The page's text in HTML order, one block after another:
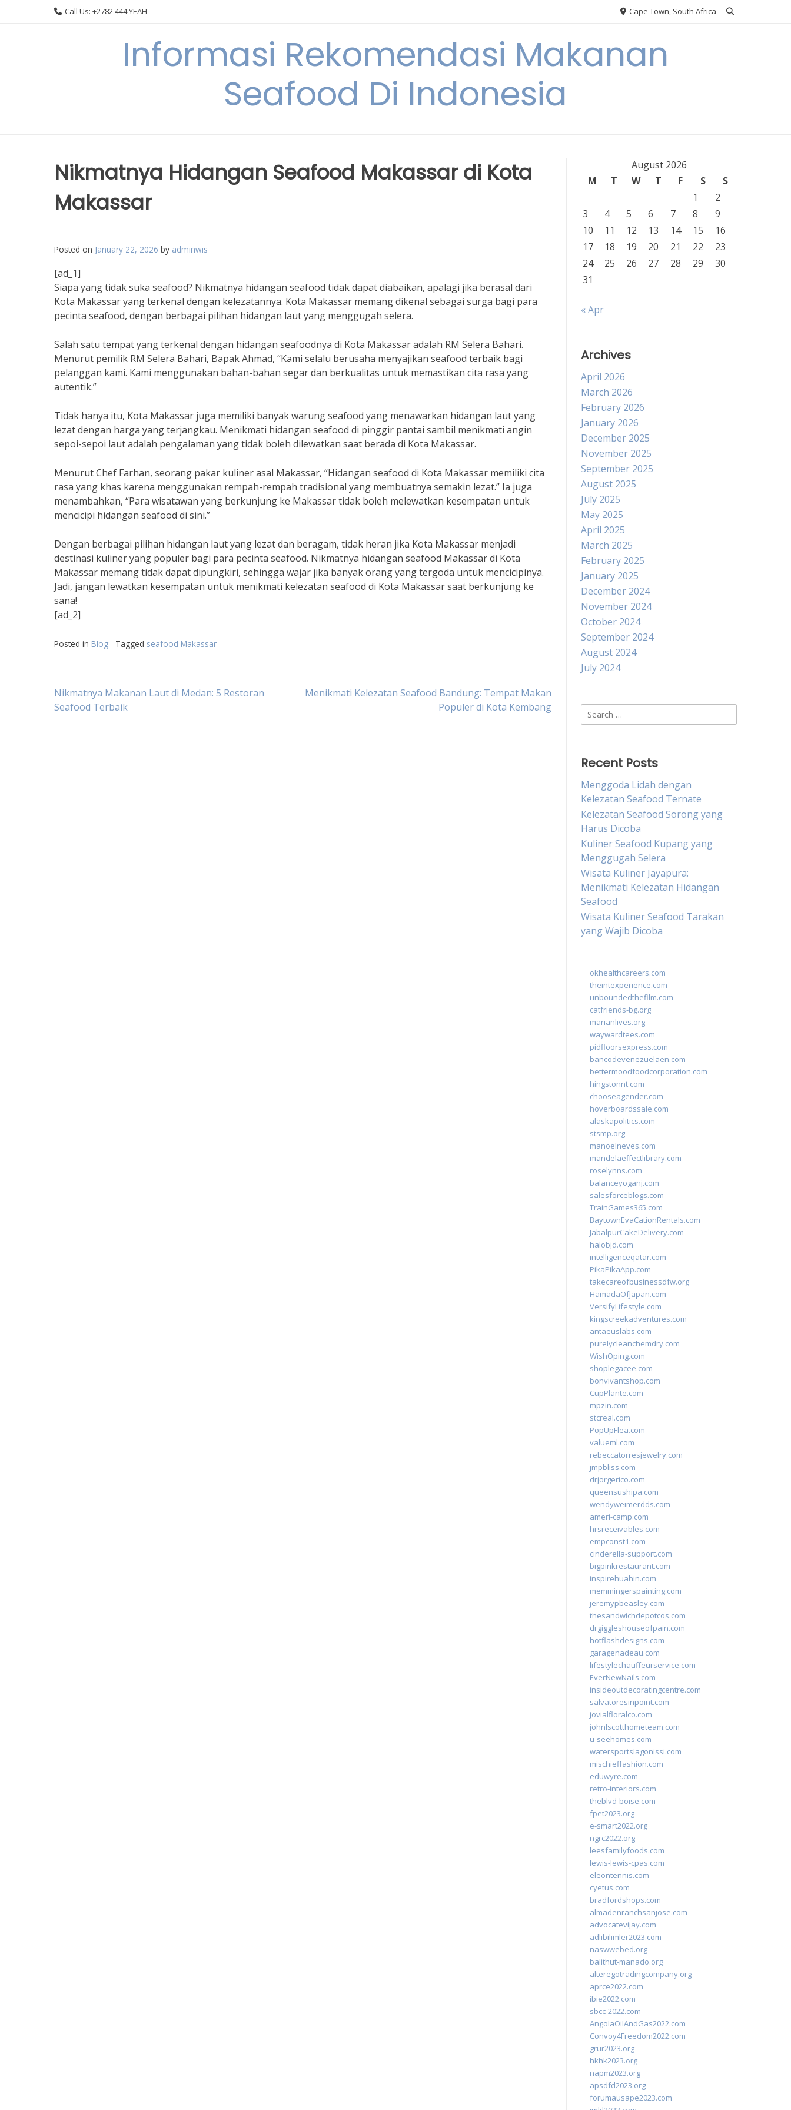
Call Us: +2782 444 YEAH Cape Town, South Africa
Informasi Rekomendasi Makanan
Seafood Di Indonesia
Nikmatnya Hidangan Seafood Makassar di Kota
Makassar
Posted on January 22, 2026 by adminwis
[ad_1]
Siapa yang tidak suka seafood? Nikmatnya hidangan seafood tidak dapat diabaikan, apalagi jika berasal dari
Kota Makassar yang terkenal dengan kelezatannya. Kota Makassar memang dikenal sebagai surga bagi para
pecinta seafood, dengan berbagai pilihan hidangan laut yang menggugah selera.
Salah satu tempat yang terkenal dengan hidangan seafoodnya di Kota Makassar adalah RM Selera Bahari.
Menurut pemilik RM Selera Bahari, Bapak Ahmad, “Kami selalu berusaha menyajikan seafood terbaik bagi
pelanggan kami. Kami menggunakan bahan-bahan segar dan berkualitas untuk memastikan cita rasa yang
autentik.”
Tidak hanya itu, Kota Makassar juga memiliki banyak warung seafood yang menawarkan hidangan laut yang
lezat dengan harga yang terjangkau. Menikmati hidangan seafood di pinggir pantai sambil menikmati angin
sepoi-sepoi laut adalah pengalaman yang tidak boleh dilewatkan saat berada di Kota Makassar.
Menurut Chef Farhan, seorang pakar kuliner asal Makassar, “Hidangan seafood di Kota Makassar memiliki cita
rasa yang khas karena menggunakan rempah-rempah tradisional yang membuatnya semakin lezat.” Ia juga
menambahkan, “Para wisatawan yang berkunjung ke Makassar tidak boleh melewatkan kesempatan untuk
mencicipi hidangan seafood di sini.”
Dengan berbagai pilihan hidangan laut yang lezat dan beragam, tidak heran jika Kota Makassar menjadi
destinasi kuliner yang populer bagi para pecinta seafood. Nikmatnya hidangan seafood Makassar di Kota
Makassar memang tidak dapat dipungkiri, sehingga wajar jika banyak orang yang tergoda untuk mencicipinya.
Jadi, jangan lewatkan kesempatan untuk menikmati kelezatan seafood di Kota Makassar saat berkunjung ke
sana!
[ad_2]
Posted in Blog Tagged seafood Makassar
Post
Nikmatnya Makanan Laut di Medan: 5 Restoran
Seafood Terbaik
Menikmati Kelezatan Seafood Bandung: Tempat Makan
Populer di Kota Kembang
August 2026
M
T W T F S
S
1
2
3
4 5 6 7 8
9
10
11 12 13 14 15
16
17
18 19 20 21 22
23
24
25 26 27 28 29
30
31
« Apr
Archives
April 2026
March 2026
February 2026
January 2026
December 2025
November 2025
September 2025
August 2025
July 2025
May 2025
April 2025
March 2025
February 2025
January 2025
December 2024
November 2024
October 2024
September 2024
August 2024
July 2024
Search
for:
Recent Posts
Menggoda Lidah dengan
Kelezatan Seafood Ternate
Kelezatan Seafood Sorong yang
Harus Dicoba
Kuliner Seafood Kupang yang
Menggugah Selera
Wisata Kuliner Jayapura:
Menikmati Kelezatan Hidangan
Seafood
Wisata Kuliner Seafood Tarakan
yang Wajib Dicoba
okhealthcareers.com
theintexperience.com
unboundedthefilm.com
catfriends-bg.org
marianlives.org
waywardtees.com
pidfloorsexpress.com
bancodevenezuelaen.com
bettermoodfoodcorporation.com
hingstonnt.com
chooseagender.com
hoverboardssale.com
alaskapolitics.com
stsmp.org
manoelneves.com
mandelaeffectlibrary.com
roselynns.com
balanceyoganj.com
salesforceblogs.com
TrainGames365.com
BaytownEvaCationRentals.com
JabalpurCakeDelivery.com
halobjd.com
intelligenceqatar.com
PikaPikaApp.com
takecareofbusinessdfw.org
HamadaOfJapan.com
VersifyLifestyle.com
kingscreekadventures.com
antaeuslabs.com
purelycleanchemdry.com
WishOping.com
shoplegacee.com
bonvivantshop.com
CupPlante.com
mpzin.com
stcreal.com
PopUpFlea.com
valueml.com
rebeccatorresjewelry.com
jmpbliss.com
drjorgerico.com
queensushipa.com
wendyweimerdds.com
ameri-camp.com
hrsreceivables.com
empconst1.com
cinderella-support.com
bigpinkrestaurant.com
inspirehuahin.com
memmingerspainting.com
jeremypbeasley.com
thesandwichdepotcos.com
drgiggleshouseofpain.com
hotflashdesigns.com
garagenadeau.com
lifestylechauffeurservice.com
EverNewNails.com
insideoutdecoratingcentre.com
salvatoresinpoint.com
jovialfloralco.com
johnlscotthometeam.com
u-seehomes.com
watersportslagonissi.com
mischieffashion.com
eduwyre.com
retro-interiors.com
theblvd-boise.com
fpet2023.org
e-smart2022.org
ngrc2022.org
leesfamilyfoods.com
lewis-lewis-cpas.com
eleontennis.com
cyetus.com
bradfordshops.com
almadenranchsanjose.com
advocatevijay.com
adlibilimler2023.com
naswwebed.org
balithut-manado.org
alteregotradingcompany.org
aprce2022.com
ibie2022.com
sbcc-2022.com
AngolaOilAndGas2022.com
Convoy4Freedom2022.com
grur2023.org
hkhk2023.org
napm2023.org
apsdfd2023.org
forumausape2023.com